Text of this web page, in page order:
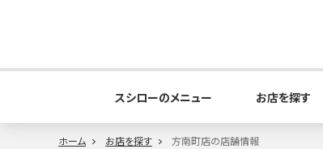
スシローのメニュー お店を探す
ホーム お店を探す 方南町店の店舗情報